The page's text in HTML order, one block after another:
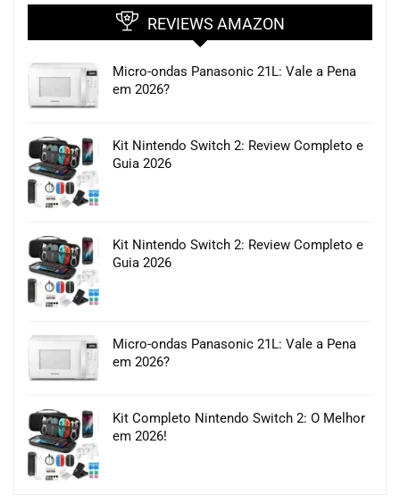
REVIEWS AMAZON
Micro-ondas Panasonic 21L: Vale a Pena
em 2026?
Kit Nintendo Switch 2: Review Completo e
Guia 2026
Kit Nintendo Switch 2: Review Completo e
Guia 2026
Micro-ondas Panasonic 21L: Vale a Pena
em 2026?
Kit Completo Nintendo Switch 2: O Melhor
em 2026!